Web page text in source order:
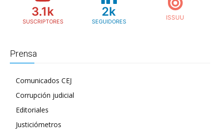
3.1k
SUSCRIPTORES
2k
SEGUIDORES
Prensa
Comunicados CEJ
Corrupción judicial
Editoriales
Justiciómetros